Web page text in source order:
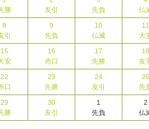
勝
友引
先負
仏
8
引
9
先負
10
仏滅
11
大
15
安
16
赤口
17
先勝
18
友
22
口
23
先勝
24
友引
25
先
29
勝
30
友引
1
先負
2
仏